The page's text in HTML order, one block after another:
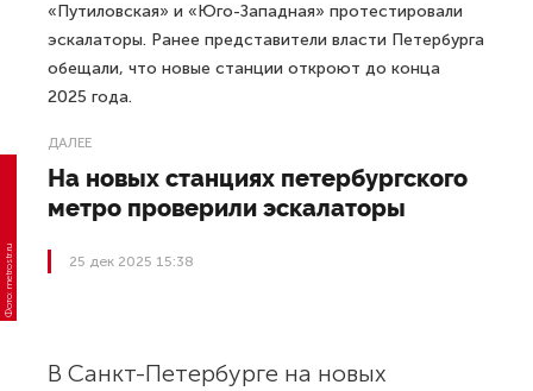
«Путиловская» и «Юго-Западная» протестировали
эскалаторы. Ранее представители власти Петербурга
обещали, что новые станции откроют до конца
2025 года.
ДАЛЕЕ
На новых станциях петербургского
метро проверили эскалаторы
25 дек 2025 15:38
Фото: metrostr.ru
В Санкт-Петербурге на новых